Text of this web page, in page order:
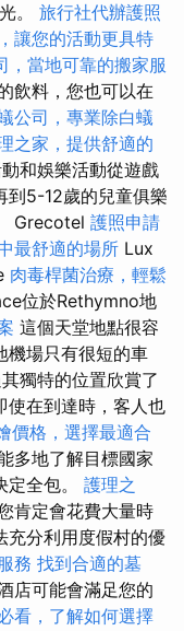
。 旅行社代辦護照
讓您的活動更具特
，當地可靠的搬家服
飲料，您也可以在
公司，專業除白蟻
之家，提供舒適的
和娛樂活動從遊戲
到5-12歲的兒童俱樂
Grecotel 護照申請
最舒適的場所 Lux
肉毒桿菌治療，輕鬆
位於Rethymno地
這個天堂地點很容
機場只有很短的車
獨特的位置欣賞了
使在到達時，客人也
價格，選擇最適合
多地了解目標國家
全包。 護理之
肯定會花費大量時
充分利用度假村的優
務 找到合適的墓
店可能會滿足您的
看，了解如何選擇